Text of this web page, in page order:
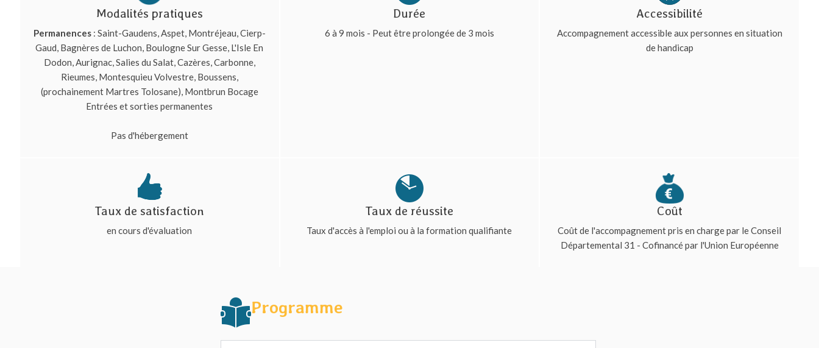
Modalités pratiques
Permanences: Saint-Gaudens, Aspet, Montréjeau, Cierp-
Gaud, Bagnères de Luchon, Boulogne Sur Gesse, L'Isle En
Dodon, Aurignac, Salies du Salat, Cazères, Carbonne,
Rieumes, Montesquieu Volvestre, Boussens,
(prochainement Martres Tolosane), Montbrun Bocage
Entrées et sorties permanentes
Pas d'hébergement
Durée
6 à 9 mois - Peut être prolongée de 3 mois
Accessibilité
Accompagnement accessible aux personnes en situation
de handicap
Taux de satisfaction
en cours d'évaluation
Taux de réussite
Taux d'accès à l'emploi ou à la formation qualifiante
Coût
Coût de l'accompagnement pris en charge par le Conseil
Départemental 31 - Cofinancé par l'Union Européenne
Programme